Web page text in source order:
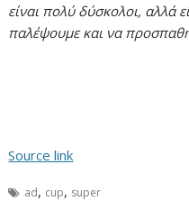
είναι πολύ δύσκολοι, αλλά
παλέψουμε και να
Source link
ad, cup, super